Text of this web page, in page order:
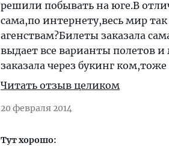
решили побывать на юге.В
сама,по интернету,весь мир
агенствам?Билеты заказала
выдает все варианты полетов
заказала через букинг
Читать отзыв целиком
20 февраля 2014
Тут хорошо: